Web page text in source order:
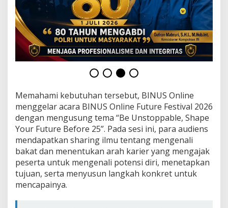
Memahami kebutuhan tersebut, BINUS Online
menggelar acara BINUS Online Future Festival 2026
dengan mengusung tema “Be Unstoppable, Shape
Your Future Before 25”. Pada sesi ini, para audiens
mendapatkan sharing ilmu tentang mengenali
bakat dan menentukan arah karier yang mengajak
peserta untuk mengenali potensi diri, menetapkan
tujuan, serta menyusun langkah konkret untuk
mencapainya.